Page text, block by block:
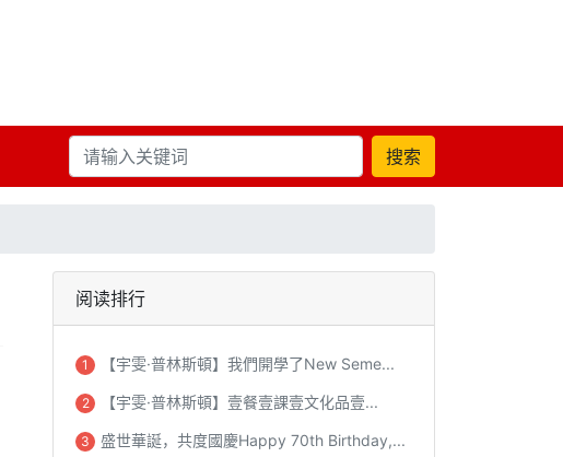
搜索
阅读排行
1 【宇雯·普林斯頓】我們開學了New Seme...
2 【宇雯·普林斯頓】壹餐壹課壹文化品壹...
3 盛世華誕，共度國慶Happy 70th Birthday,...